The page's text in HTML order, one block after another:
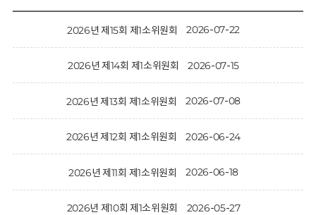
2026년 제15회 제1소위원회 2026-07-22
2026년 제14회 제1소위원회 2026-07-15
2026년 제13회 제1소위원회 2026-07-08
2026년 제12회 제1소위원회 2026-06-24
2026년 제11회 제1소위원회 2026-06-18
2026년 제10회 제1소위원회 2026-05-27